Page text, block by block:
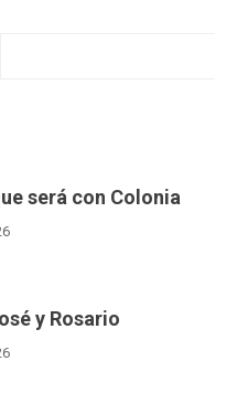
será con Colonia
y Rosario